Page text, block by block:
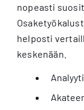
nopeasti
helposti
keskenään.